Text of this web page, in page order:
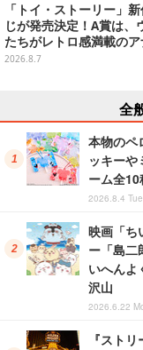
「トイ・ストーリー」
じが発売決定！A賞は、
たちがレトロ感満載の
コード上を走る姿で立体
2026.8.7
全
本物のペ
ッキーや
ーム全10
2026.8.4
映画「ち
ー「島二
いへんよ
沢山
2026.6.22
『スト